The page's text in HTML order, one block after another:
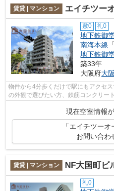
賃貸 | マンション エイチツー
敷0 礼0
地下鉄御
南海本線
地下鉄御
築33年
大阪府大
物件から4分歩くだけで駅にもアクセ
の外観で選びたい方、鉄筋コンクリー
現在空室情報
「エイチツー
お問い合わ
賃貸 | マンション NF大国町ビ
礼0